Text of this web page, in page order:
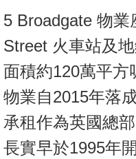
聞
數
據
公
佈
置
業
5 Broadgate 物
Street 火車站及
面積約120萬平方
物業自2015年落
承租作為英國總
長實早於1995年